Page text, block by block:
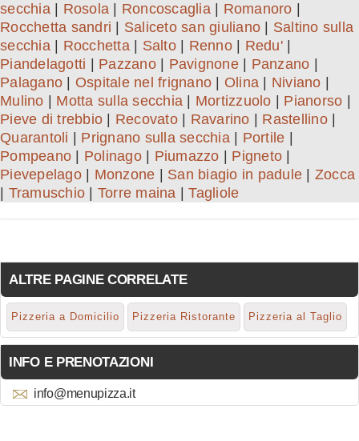
secchia| Rosola Roncoscaglia| Romanoro
Rocchetta sandri
Saliceto san giuliano
Saltino sulla
secchia| Rocchetta| Salto| Renno| Redu'|
Piandelagotti
Pazzano| Pavignone| Panzano
Palagano
Ospitale nel frignano Olina Niviano
Mulino
Motta sulla secchia Mortizzuolo Pianorso
Pieve di trebbio
Recovato| Ravarino Rastellino|
Quarantoli
Prignano sulla secchia| Portile
Pompeano
Polinago| Piumazzo Pigneto
Pievepelago| Monzone San biagio in padule
Zocca
Tramuschio Torre maina |Tagliole
ALTRE PAGINE CORRELATE
Pizzeria a Domicilio Pizzeria Ristorante Pizzeria al Taglio
INFO E PRENOTAZIONI
info@menupizza.it